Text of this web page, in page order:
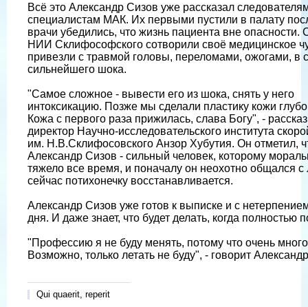
Всё это Александр Сизов уже рассказал
специалистам МАК. Их первыми пустили в палату
врачи убедились, что жизнь пациента вне опасности.
НИИ Склифософского сотворили своё медицинское
привезли с травмой головы, переломами, ожогами, в
сильнейшего шока.
"Самое сложное - вывести его из шока, снять у него
интоксикацию. Позже мы сделали пластику кожи
Кожа с первого раза прижилась, слава Богу", -
директор Научно-исследовательского института
им. Н.В.Склифосовского Анзор Хубутия. Он отметил,
Александр Сизов - сильный человек, которому
тяжело все время, и поначалу он неохотно общался
сейчас потихонечку восстанавливается.
Александр Сизов уже готов к выписке и с
дня. И даже знает, что будет делать, когда полностью
"Профессию я не буду менять, потому что очень
Возможно, только летать не буду", - говорит
Qui quaerit, reperit